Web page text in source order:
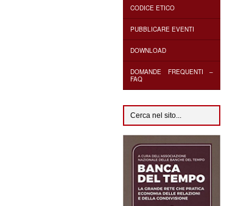
CODICE ETICO
PUBBLICARE EVENTI
DOWNLOAD
DOMANDE FREQUENTI –
FAQ